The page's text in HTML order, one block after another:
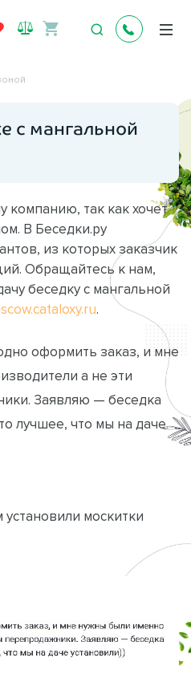
с мангальной
компанию, так как хочет
В Беседки.ру
из которых заказчик
Обращайтесь к нам,
беседку с мангальной
оформить заказ, и мне
а не эти
Заявляю — беседка
лучшее, что мы на даче
москитки